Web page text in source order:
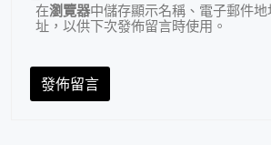
在瀏覽器中儲存顯示名稱、電子郵件
址，以供下次發佈留言時使用。